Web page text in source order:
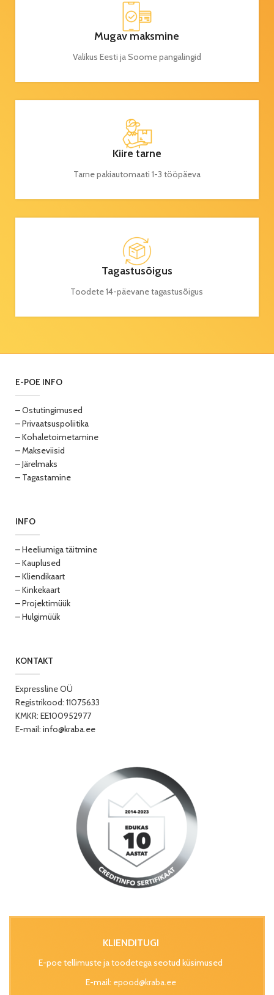
Mugav maksmine
Valikus Eesti ja Soome pangalingid
Kiire tarne
Tarne pakiautomaati 1-3 tööpäeva
Tagastusõigus
Toodete 14-päevane tagastusõigus
E-POE INFO
– Ostutingimused
– Privaatsuspoliitika
– Kohaletoimetamine
– Makseviisid
– Järelmaks
– Tagastamine
INFO
– Heeliumiga täitmine
– Kauplused
– Kliendikaart
– Kinkekaart
– Projektimüük
– Hulgimüük
KONTAKT
Expressline OÜ
Registrikood: 11075633
KMKR: EE100952977
E-mail: info@kraba.ee
KLIENDITUGI
E-poe tellimuste ja toodetega seotud küsimused
E-mail: epood@kraba.ee